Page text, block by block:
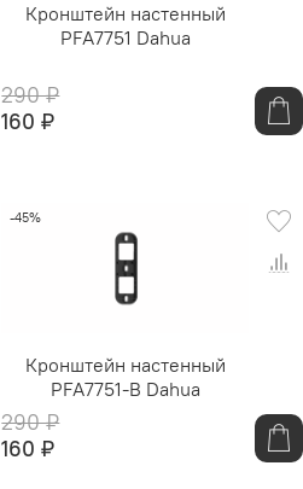
Кронштейн настенный
PFA7751 Dahua
290 ₽
160 ₽
-45%
Кронштейн настенный
PFA7751-B Dahua
290 ₽
160 ₽